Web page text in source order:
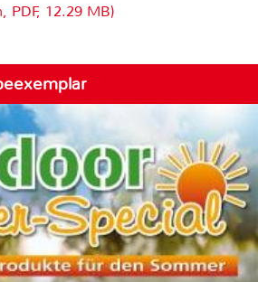
PDF, 12.29 MB)